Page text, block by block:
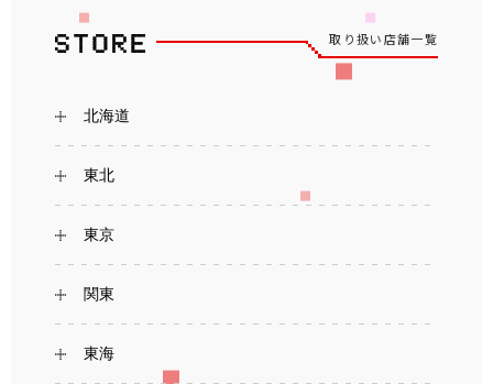
取り扱い店舗一覧
北海道
東北
東京
関東
東海